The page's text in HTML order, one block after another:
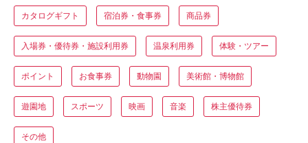
カタログギフト 宿泊券・食事券 商品券
入場券・優待券・施設利用券 温泉利用券 体験・ツアー
ポイント お食事券 動物園 美術館・博物館
遊園地 スポーツ 映画 音楽 株主優待券
その他